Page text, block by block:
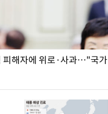
피해자에 위로·사과…"국가